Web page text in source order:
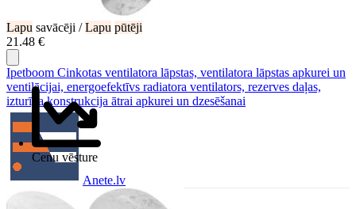
Lapu savācēji /Lapu pūtēji
21.48 €
Cenu vēsture
Ipetboom Cinkotas ventilatora lāpstas, ventilatora lāpstas apkurei un
ventilācijai, energoefektīvs radiatora ventilators, rezerves daļas,
izturīga konstrukcija ātrai apkurei un dzesēšanai
Anete.lv